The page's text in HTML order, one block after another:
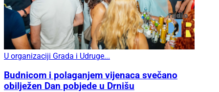
U organizaciji Grada i Udruge...
Budnicom i polaganjem vijenaca svečano
obilježen Dan pobjede u Drnišu